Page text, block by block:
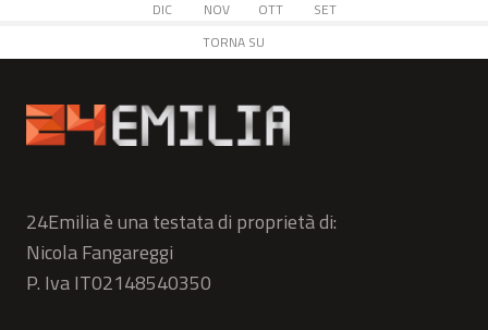
DIC NOV OTT
SET
TORNA SU
24Emilia è una testata di proprietà di:
Nicola Fangareggi
P. Iva IT02148540350